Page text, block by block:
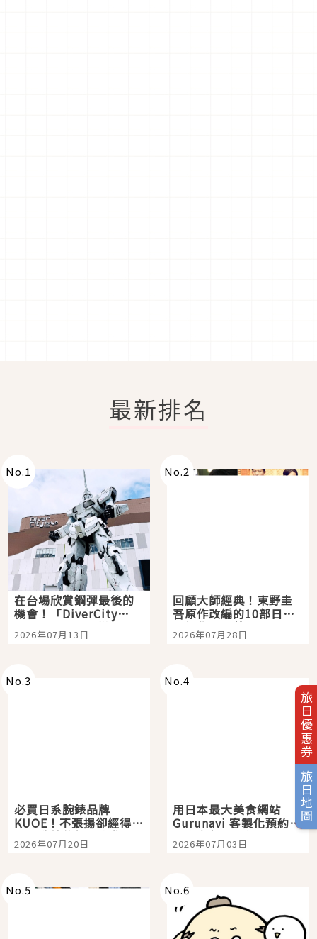
旅日優惠券
旅日地圖
最新排名
No.1
在台場欣賞鋼彈最後的
機會！「DiverCity
Tokyo Plaza」搭船、
購物、美食及夜景，一
2026年07月13日
No.2
回顧大師經典！東野圭
吾原作改編的10部日本
影視作品推薦
2026年07月28日
No.3
必買日系腕錶品牌
KUOE！不張揚卻經得起
時間洗鍊的經典之作五
選
2026年07月20日
No.4
用日本最大美食網站
Gurunavi 客製化預約九
大都市餐廳，打造專屬
美食體驗！
2026年07月03日
No.5 No.6